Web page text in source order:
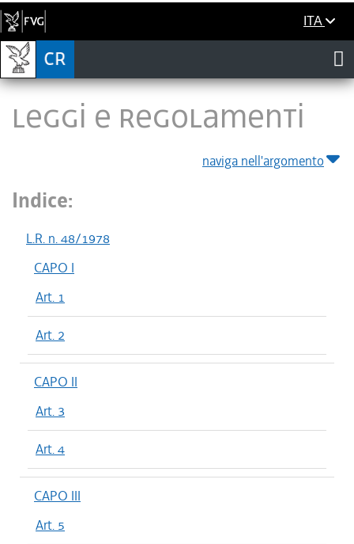
ITA
LEGGI E REGOLAMENTI
naviga nell'argomento
Indice:
L.R. n. 48/1978
CAPO I
Art. 1
Art. 2
CAPO II
Art. 3
Art. 4
CAPO III
Art. 5